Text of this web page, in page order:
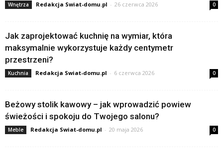
Wnętrza Redakcja Swiat-domu.pl - 26 czerwca 2026 0
Jak zaprojektować kuchnię na wymiar, która
maksymalnie wykorzystuje każdy centymetr
przestrzeni?
Kuchnia Redakcja Swiat-domu.pl - 6 czerwca 2026 0
Beżowy stolik kawowy – jak wprowadzić powiew
świeżości i spokoju do Twojego salonu?
Meble Redakcja Swiat-domu.pl - 20 maja 2026 0